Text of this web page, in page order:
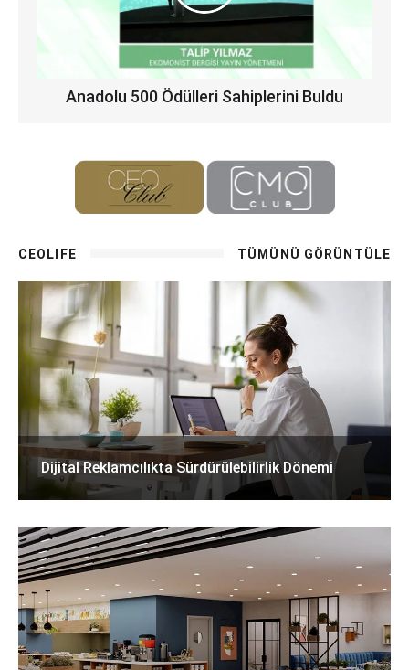
Anadolu 500 Ödülleri Sahiplerini Buldu
CEOLIFE TÜMÜNÜ GÖRÜNTÜLE
Dijital Reklamcılıkta Sürdürülebilirlik Dönemi